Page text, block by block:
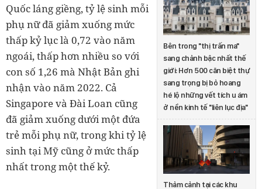
Bên trong "thị trấn ma"
sang chảnh bậc nhất thế
giới: Hơn 500 căn biệt thự
sang trọng bị bỏ hoang
hé lộ những vết tích u ám
ở nền kinh tế "liên lục địa"
Thảm cảnh tại các khu
Quốc láng giềng, tỷ lệ sinh mỗi
phụ nữ đã giảm xuống mức
thấp kỷ lục là 0,72 vào năm
ngoái, thấp hơn nhiều so với
con số 1,26 mà Nhật Bản ghi
nhận vào năm 2022. Cả
Singapore và Đài Loan cũng
đã giảm xuống dưới một đứa
trẻ mỗi phụ nữ, trong khi tỷ lệ
sinh tại Mỹ cũng ở mức thấp
nhất trong một thế kỷ.